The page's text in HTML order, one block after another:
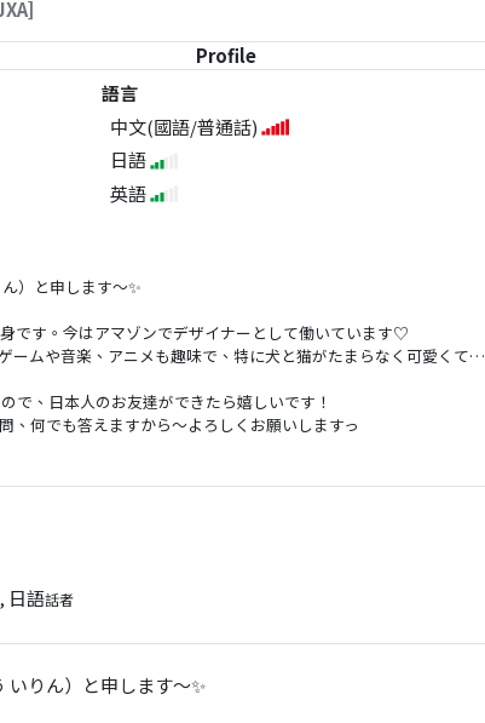
Profile
語言
中文(國語/普通話)
日語
英語
）と申します～✨
です。今はアマゾンでデザイナーとして働いています♡
ームや音楽、アニメも趣味で、特に犬と猫がたまらなく可愛くて…
で、日本人のお友達ができたら嬉しいです！
、何でも答えますから～よろしくお願いしますっ
, 日語話者
いりん）と申します～✨